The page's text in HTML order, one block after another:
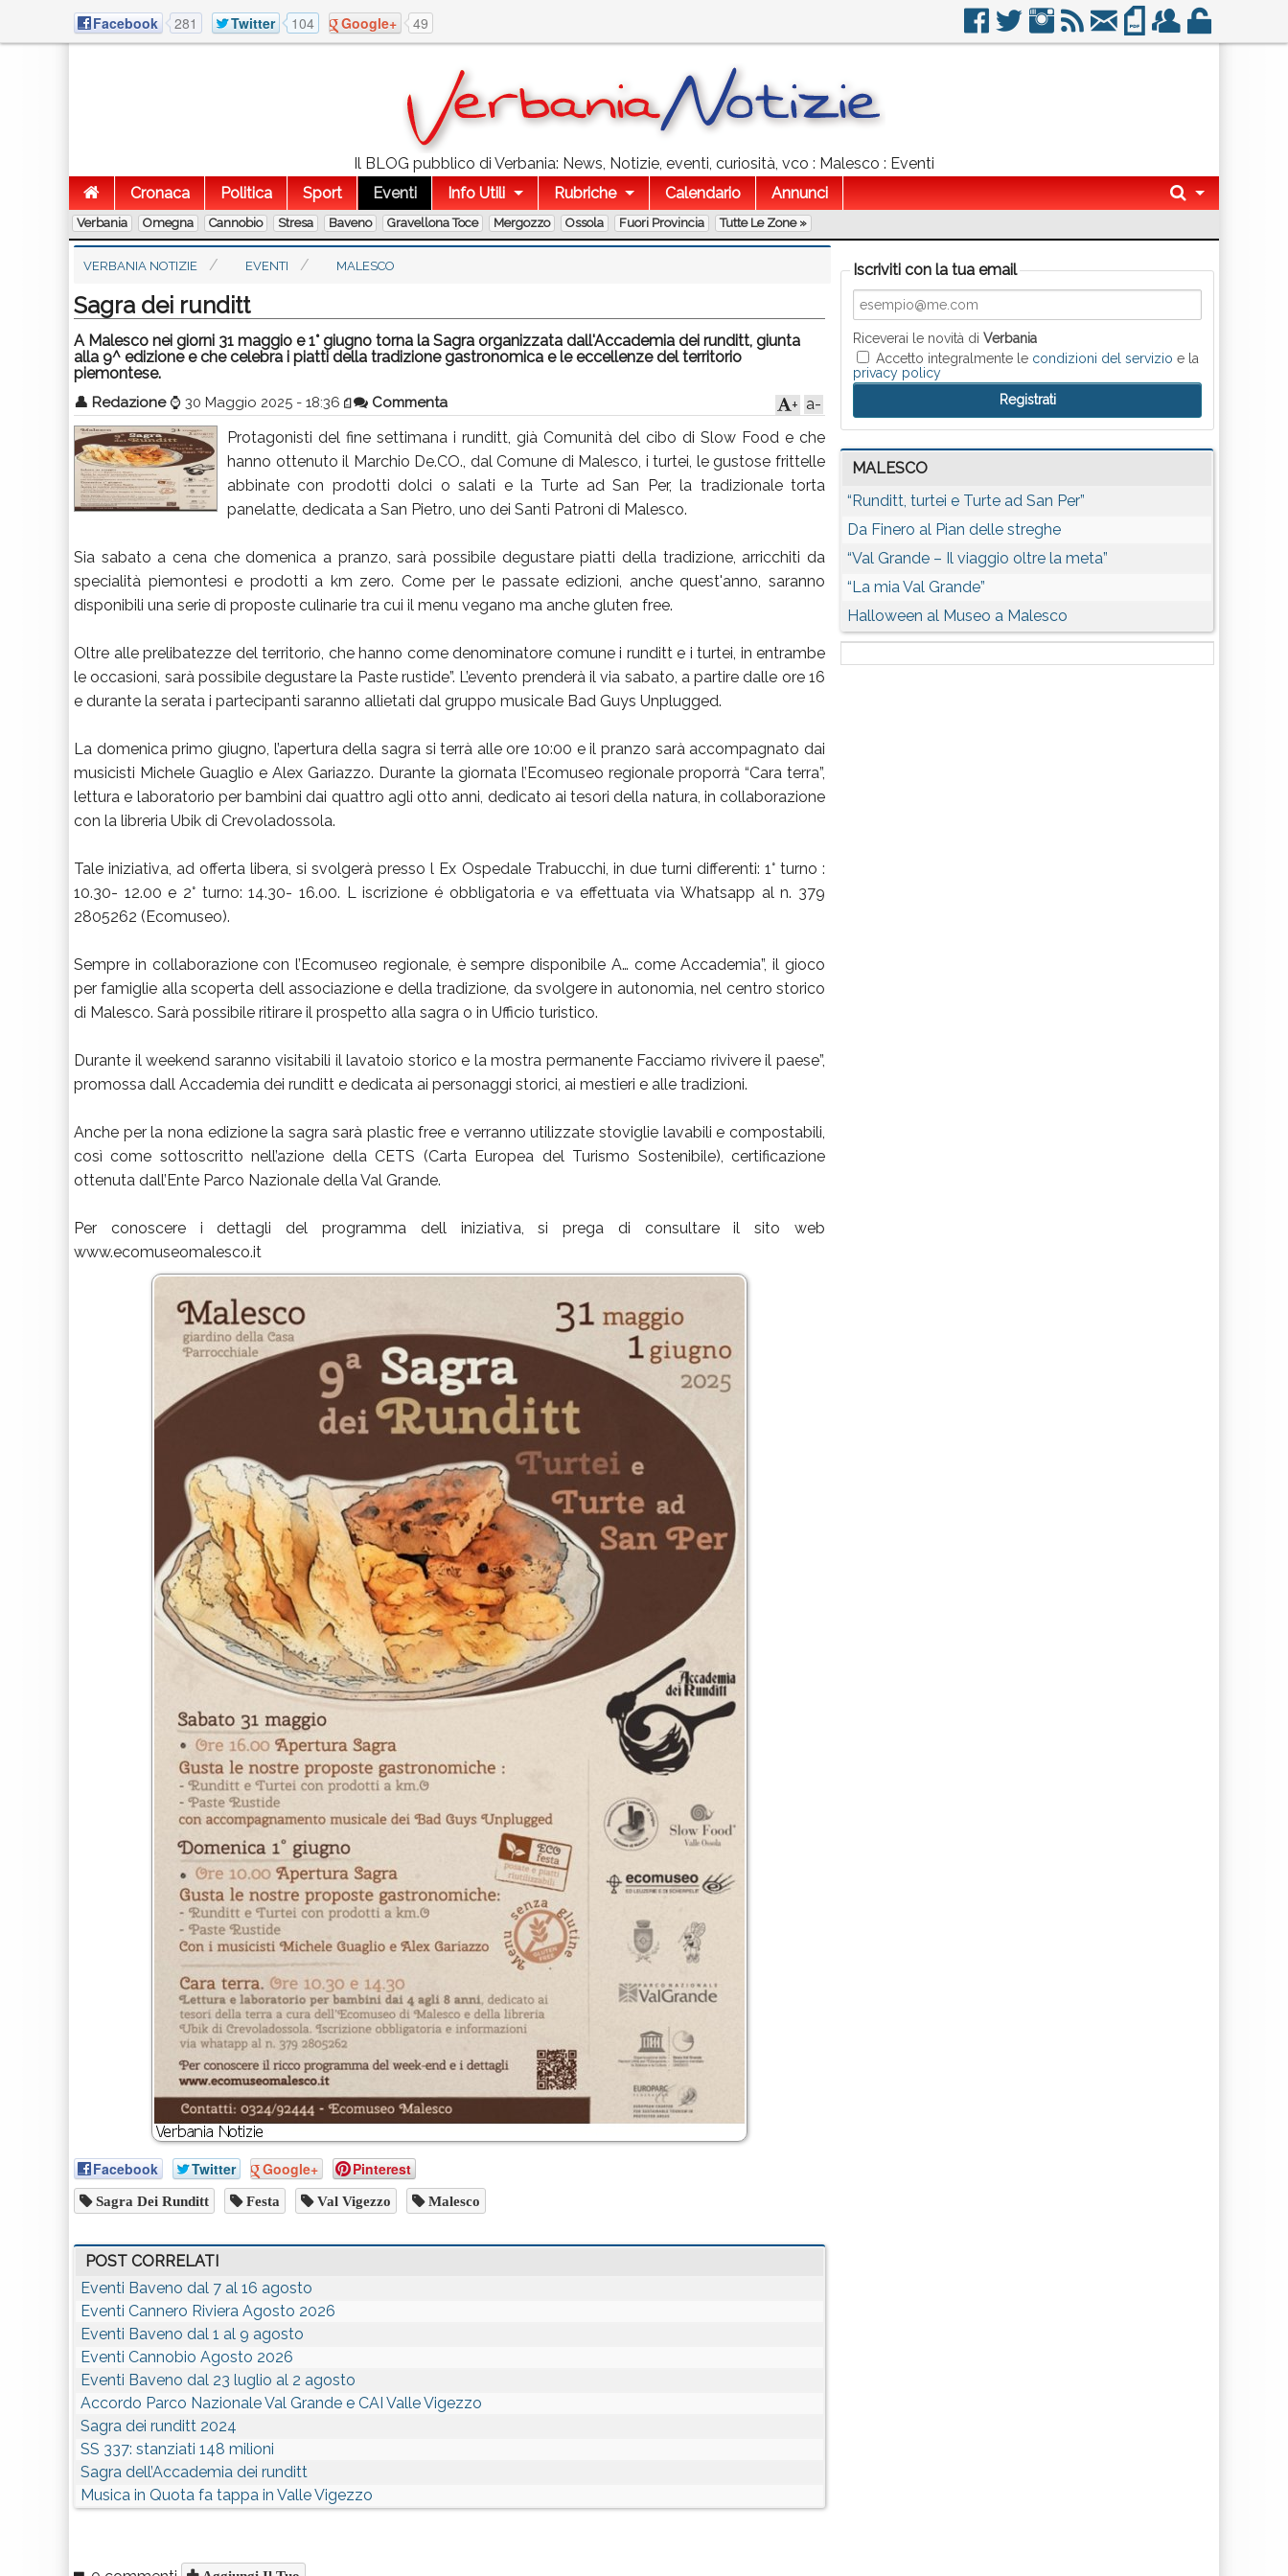
Facebook 281 Twitter 104 Google+ 49
Il BLOG pubblico di Verbania: News, Notizie, eventi, curiosità, vco : Malesco : Eventi
Cronaca
Politica Sport Eventi Info Utili Rubriche Calendario Annunci
Verbania Omegna Cannobio Stresa Baveno Gravellona Toce Mergozzo Ossola Fuori Provincia Tutte Le Zone »
VERBANIA NOTIZIE EVENTI MALESCO
Sagra dei runditt
A Malesco nei giorni 31 maggio e 1° giugno torna la Sagra organizzata dall'Accademia dei runditt, giunta
alla 9^ edizione e che celebra i piatti della tradizione gastronomica e le eccellenze del territorio
piemontese.
👤 Redazione ⌚ 30 Maggio 2025 - 18:36 Commenta a-
+
Protagonisti del fine settimana i runditt, già Comunità del cibo di Slow Food e che
hanno ottenuto il Marchio De.CO., dal Comune di Malesco, i turtei, le gustose frittelle
abbinate con prodotti dolci o salati e la Turte ad San Per, la tradizionale torta
panelatte, dedicata a San Pietro, uno dei Santi Patroni di Malesco.
Sia sabato a cena che domenica a pranzo, sarà possibile degustare piatti della tradizione, arricchiti da
specialità piemontesi e prodotti a km zero. Come per le passate edizioni, anche quest'anno, saranno
disponibili una serie di proposte culinarie tra cui il menu vegano ma anche gluten free.
Oltre alle prelibatezze del territorio, che hanno come denominatore comune i runditt e i turtei, in entrambe
le occasioni, sarà possibile degustare la Paste rustide”. L’evento prenderà il via sabato, a partire dalle ore 16
e durante la serata i partecipanti saranno allietati dal gruppo musicale Bad Guys Unplugged.
La domenica primo giugno, l’apertura della sagra si terrà alle ore 10:00 e il pranzo sarà accompagnato dai
musicisti Michele Guaglio e Alex Gariazzo. Durante la giornata l’Ecomuseo regionale proporrà “Cara terra”,
lettura e laboratorio per bambini dai quattro agli otto anni, dedicato ai tesori della natura, in collaborazione
con la libreria Ubik di Crevoladossola.
Tale iniziativa, ad offerta libera, si svolgerà presso l Ex Ospedale Trabucchi, in due turni differenti: 1° turno :
10.30- 12.00 e 2° turno: 14.30- 16.00. L iscrizione é obbligatoria e va effettuata via Whatsapp al n. 379
2805262 (Ecomuseo).
Sempre in collaborazione con l’Ecomuseo regionale, è sempre disponibile A… come Accademia”, il gioco
per famiglie alla scoperta dell associazione e della tradizione, da svolgere in autonomia, nel centro storico
di Malesco. Sarà possibile ritirare il prospetto alla sagra o in Ufficio turistico.
Durante il weekend saranno visitabili il lavatoio storico e la mostra permanente Facciamo rivivere il paese”,
promossa dall Accademia dei runditt e dedicata ai personaggi storici, ai mestieri e alle tradizioni.
Anche per la nona edizione la sagra sarà plastic free e verranno utilizzate stoviglie lavabili e compostabili,
così come sottoscritto nell’azione della CETS (Carta Europea del Turismo Sostenibile), certificazione
ottenuta dall’Ente Parco Nazionale della Val Grande.
Per conoscere i dettagli del programma dell iniziativa, si prega di consultare il sito web
www.ecomuseomalesco.it
Facebook Twitter Google+ Pinterest
Sagra Dei Runditt Festa Val Vigezzo Malesco
POST CORRELATI
Eventi Baveno dal 7 al 16 agosto
Eventi Cannero Riviera Agosto 2026
Eventi Baveno dal 1 al 9 agosto
Eventi Cannobio Agosto 2026
Eventi Baveno dal 23 luglio al 2 agosto
Accordo Parco Nazionale Val Grande e CAI Valle Vigezzo
Sagra dei runditt 2024
SS 337: stanziati 148 milioni
Sagra dell’Accademia dei runditt
Musica in Quota fa tappa in Valle Vigezzo
Iscriviti con la tua email
Riceverai le novità diVerbania
Accetto integralmente le condizioni del servizio e la
privacy policy
MALESCO
“Runditt, turtei e Turte ad San Per”
Da Finero al Pian delle streghe
“Val Grande – Il viaggio oltre la meta”
“La mia Val Grande”
Halloween al Museo a Malesco